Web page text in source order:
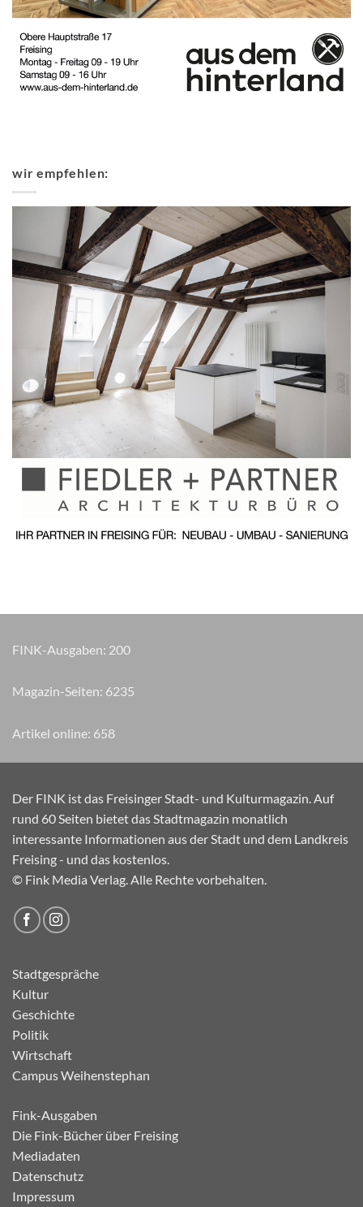
wir empfehlen:
FINK-Ausgaben: 200
Magazin-Seiten: 7270
Artikel online: 658
Der FINK ist das Freisinger Stadt- und Kulturmagazin. Auf
rund 60 Seiten bietet das Stadtmagazin monatlich
interessante Informationen aus der Stadt und dem Landkreis
Freising - und das kostenlos.
© Fink Media Verlag. Alle Rechte vorbehalten.
Stadtgespräche
Kultur
Geschichte
Politik
Wirtschaft
Campus Weihenstephan
Fink-Ausgaben
Die Fink-Bücher über Freising
Mediadaten
Datenschutz
Impressum